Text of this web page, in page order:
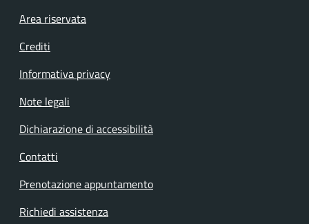
Footer menu
Area riservata
Crediti
Informativa privacy
Note legali
Dichiarazione di accessibilità
Contatti
Prenotazione appuntamento
Richiedi assistenza